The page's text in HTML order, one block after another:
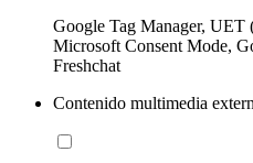
Google Tag Manager,
Microsoft Consent Mode,
Freshchat
Contenido multimedia